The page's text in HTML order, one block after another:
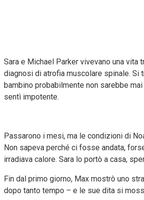
Sara e Michael Parker vivevano una
diagnosi di atrofia muscolare spinale. Si
bambino probabilmente non sarebbe
sentì impotente.
Passarono i mesi, ma le condizioni di
Non sapeva perché ci fosse andata,
irradiava calore. Sara lo portò a casa,
Fin dal primo giorno, Max mostrò uno
dopo tanto tempo – e le sue dita si